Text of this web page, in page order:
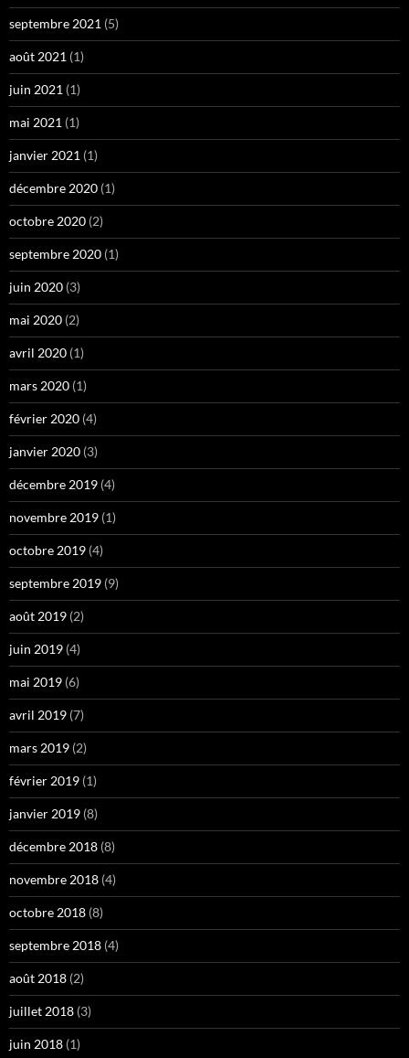
septembre 2021 (5)
août 2021 (1)
juin 2021 (1)
mai 2021 (1)
janvier 2021 (1)
décembre 2020 (1)
octobre 2020 (2)
septembre 2020 (1)
juin 2020 (3)
mai 2020 (2)
avril 2020 (1)
mars 2020 (1)
février 2020 (4)
janvier 2020 (3)
décembre 2019 (4)
novembre 2019 (1)
octobre 2019 (4)
septembre 2019 (9)
août 2019 (2)
juin 2019 (4)
mai 2019 (6)
avril 2019 (7)
mars 2019 (2)
février 2019 (1)
janvier 2019 (8)
décembre 2018 (8)
novembre 2018 (4)
octobre 2018 (8)
septembre 2018 (4)
août 2018 (2)
juillet 2018 (3)
juin 2018 (1)